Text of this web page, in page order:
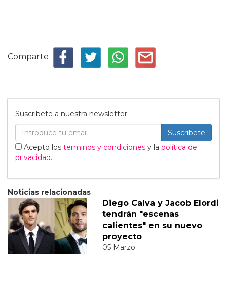
Comparte
Suscribete a nuestra newsletter:
Suscribete
Acepto los terminos y condiciones y la política de
privacidad.
Noticias relacionadas
Diego Calva y Jacob Elordi
tendrán "escenas
calientes" en su nuevo
proyecto
05 Marzo